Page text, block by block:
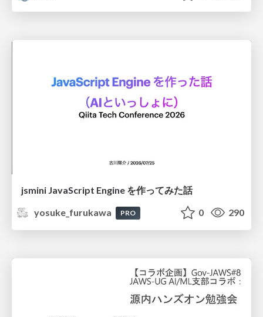
jsmini JavaScript Engine を作ってみた話
yosuke_furukawa
PRO 0 290